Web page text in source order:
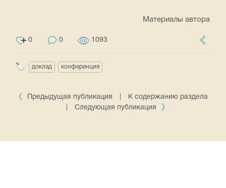
Материалы автора
0 0 1093
доклад конференция
Предыдущая публикация
К содержанию раздела
Следующая публикация